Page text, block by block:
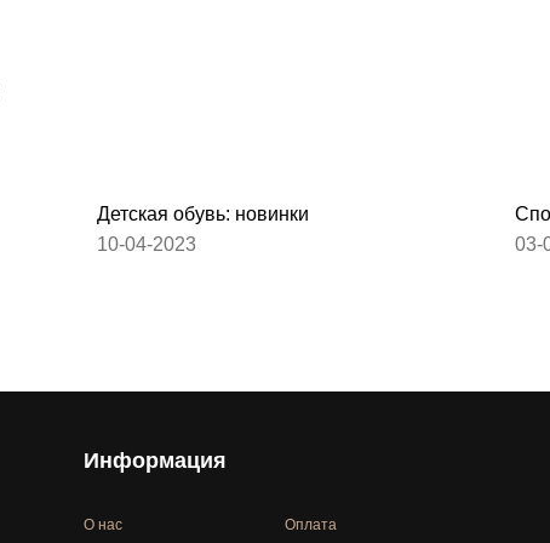
Детская обувь: новинки
10-04-2023
03-
Информация
О нас Оплата